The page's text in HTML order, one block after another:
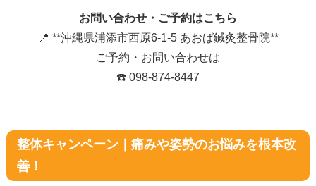
お問い合わせ・ご予約はこちら
📍 **沖縄県浦添市西原6-1-5 あおば鍼灸整骨院**
ご予約・お問い合わせは
☎️ 098-874-8447
整体キャンペーン｜痛みや姿勢のお悩みを根本改
善！